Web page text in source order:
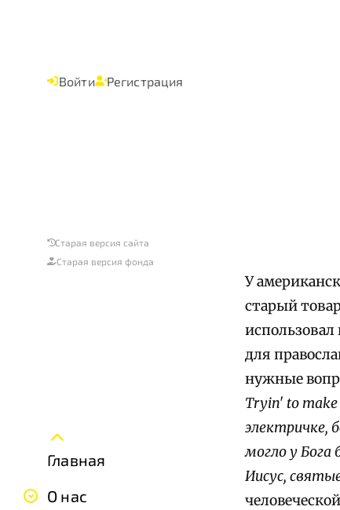
Войти Регистрация
Старая версия сайта
Старая версия фонда
Главная
О нас
У
старый
использовал
для
нужные
Tryin' to make
электричке,
могло у Бога
Иисус,